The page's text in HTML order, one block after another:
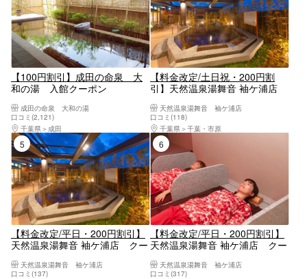
【100円割引】成田の命泉 大
和の湯 入館クーポン
成田の命泉 大和の湯
口コミ(2,121)
千葉県
成田
【料金改定/土日祝・200円割
引】天然温泉湯舞音 袖ケ浦店
ト）天然温泉湯舞音 袖ケ浦店
口コミ(118)
千葉県
千葉・市原
5位
【料金改定/平日・200円割引】
天然温泉湯舞音 袖ケ浦店 クー
天然温泉湯舞音 袖ケ浦店
口コミ(137)
6位
【料金改定/平日・200円割引】
天然温泉湯舞音 袖ケ浦店 クー
ット）
天然温泉湯舞音 袖ケ浦店
口コミ(317)